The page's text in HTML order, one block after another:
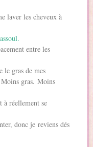
laver les cheveux à
entre les
le gras de mes
gras. Moins
à réellement se
donc je reviens dés